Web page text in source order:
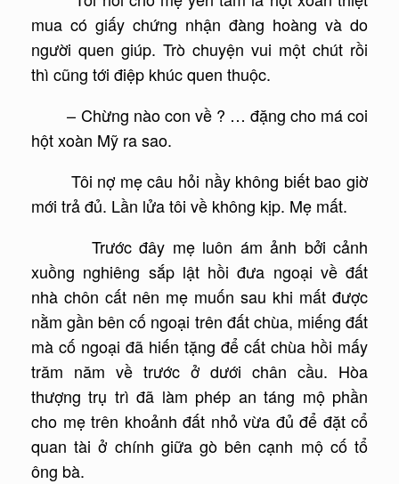
mua có giấy chứng nhận đàng hoàng và do
người quen giúp. Trò chuyện vui một chút rồi
thì cũng tới điệp khúc quen thuộc.
– Chừng nào con về ? … đặng cho má coi
hột xoàn Mỹ ra sao.
Tôi nợ mẹ câu hỏi nầy không biết bao giờ
mới trả đủ. Lần lửa tôi về không kịp. Mẹ mất.
Trước đây mẹ luôn ám ảnh bởi cảnh
xuồng nghiêng sắp lật hồi đưa ngoại về đất
nhà chôn cất nên mẹ muốn sau khi mất được
nằm gần bên cố ngoại trên đất chùa, miếng đất
mà cố ngoại đã hiến tặng để cất chùa hồi mấy
trăm năm về trước ở dưới chân cầu. Hòa
thượng trụ trì đã làm phép an táng mộ phần
cho mẹ trên khoảnh đất nhỏ vừa đủ để đặt cổ
quan tài ở chính giữa gò bên cạnh mộ cố tổ
ông bà.